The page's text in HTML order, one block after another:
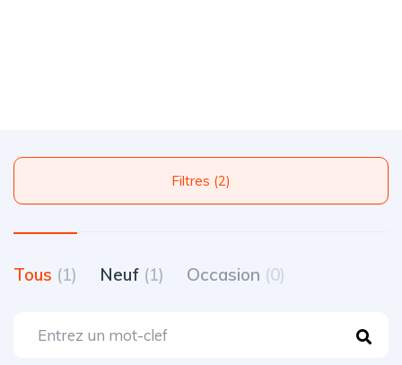
Filtres (2)
Tous (1) Neuf (1) Occasion (0)